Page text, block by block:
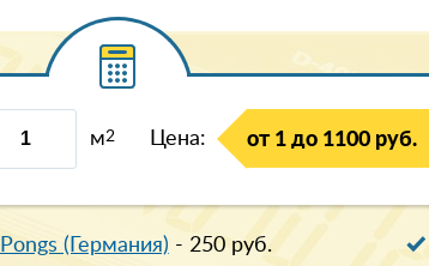
м2 Цена: от 1 до 1100 руб.
Pongs (Германия) - 250руб.